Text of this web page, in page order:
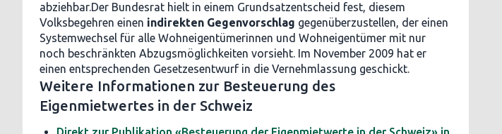
abziehbar.Der Bundesrat hielt in einem Grundsatzentscheid fest, diesem
Volksbegehren einen indirekten Gegenvorschlag gegenüberzustellen, der einen
Systemwechsel für alle Wohneigentümerinnen und Wohneigentümer mit nur
noch beschränkten Abzugsmöglichkeiten vorsieht. Im November 2009 hat er
einen entsprechenden Gesetzesentwurf in die Vernehmlassung geschickt.
Weitere Informationen zur Besteuerung des
Eigenmietwertes in der Schweiz